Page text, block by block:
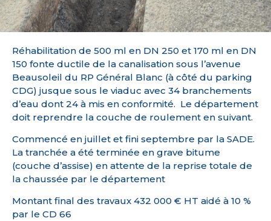
Réhabilitation de 500 ml en DN 250 et 170 ml en DN
150 fonte ductile de la canalisation sous l’avenue
Beausoleil du RP Général Blanc (à côté du parking
CDG) jusque sous le viaduc avec 34 branchements
d’eau dont 24 à mis en conformité. Le département
doit reprendre la couche de roulement en suivant.
Commencé en juillet et fini septembre par la SADE.
La tranchée a été terminée en grave bitume
(couche d’assise) en attente de la reprise totale de
la chaussée par le département
Montant final des travaux 432 000 € HT aidé à 10 %
par le CD 66